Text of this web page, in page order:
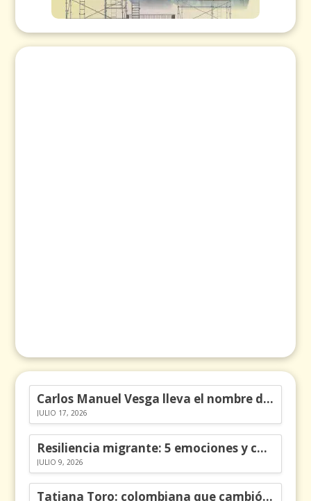
Carlos Manuel Vesga lleva el nombre de Colombia a los Emmy
JULIO 17, 2026
Resiliencia migrante: 5 emociones y cómo gestionarlas
JULIO 9, 2026
Tatiana Toro: colombiana que cambió la historia de las matemáticas